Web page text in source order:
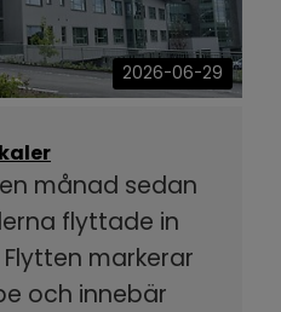
2026-06-29
månad sedan
flyttade in
markerar
och innebär